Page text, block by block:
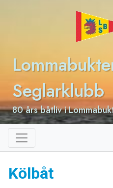
Seglarklubb
80 års båtliv i
Kölbåt